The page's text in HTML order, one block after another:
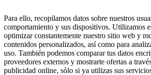
Para ello, recopilamos datos sobre nuestros
comportamiento y sus dispositivos. Utilizamos
optimizar constantemente nuestro sitio web y
contenidos personalizados, así como para
uso. También podemos comparar tus datos
proveedores externos y mostrarte ofertas a
publicidad online, sólo si ya utilizas sus